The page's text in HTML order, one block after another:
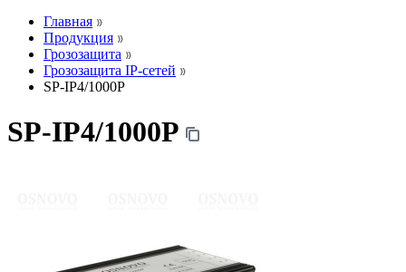
Главная
Продукция
Грозозащита
Грозозащита IP-сетей
SP-IP4/1000P
SP-IP4/1000P